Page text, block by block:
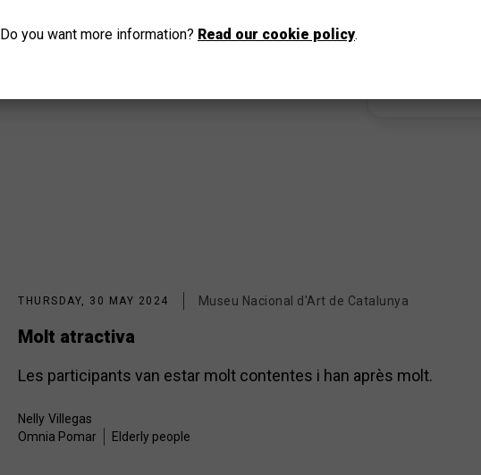
THURSDAY, 30 MAY 2024 Museu Nacional d'Art de Catalunya
Molt atractiva
Les participants van estar molt contentes i han après molt.
Nelly Villegas
Omnia Pomar
Elderly people
Do you want more information? Read our cookie policy.